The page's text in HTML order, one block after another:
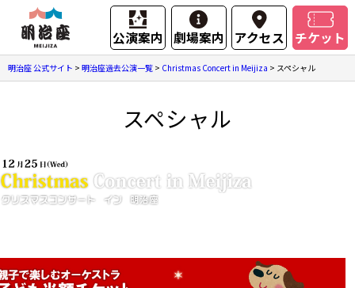
公演案内 劇場案内 アクセス チケット
明治座 公式サイト > 明治座過去公演一覧 > Christmas Concert in Meijiza > スペシャル
スペシャル